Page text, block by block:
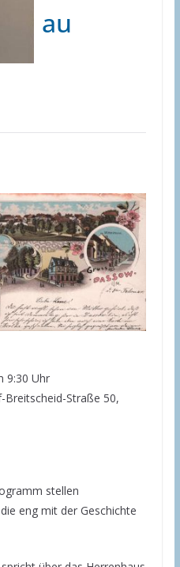
au
9:30 Uhr
Breitscheid-Straße 50,
stellen
eng mit der Geschichte